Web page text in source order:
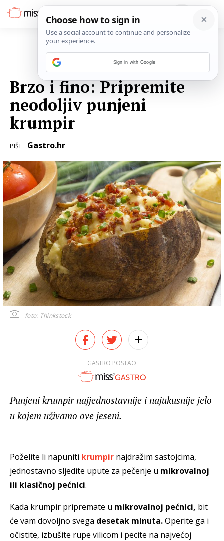
Brzo i fino: Pripremite
neodoljiv punjeni
krumpir
PIŠE Gastro.hr
foto: Thinkstock
GASTRO POSTAO
Punjeni krumpir najjednostavnije i najukusnije jelo
u kojem uživamo ove jeseni.
Poželite li napuniti krumpir najdražim sastojcima,
jednostavno sljedite upute za pečenje u mikrovalnoj
ili klasičnoj pećnici.
Kada krumpir pripremate u mikrovalnoj pećnici, bit
će vam dovoljno svega desetak minuta.Operite ga i
očistite, izbušite rupe vilicom i pecite na najvećoj
Sign in with Google